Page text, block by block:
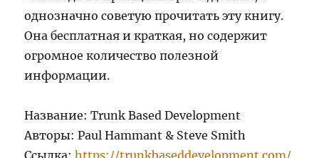
однозначно советую прочитать эту книгу.
Она бесплатная и краткая, но содержит
огромное количество полезной
информации.
Название: Trunk Based Development
Авторы: Paul Hammant & Steve Smith
Ссылка:https://trunkbaseddevelopment.com/